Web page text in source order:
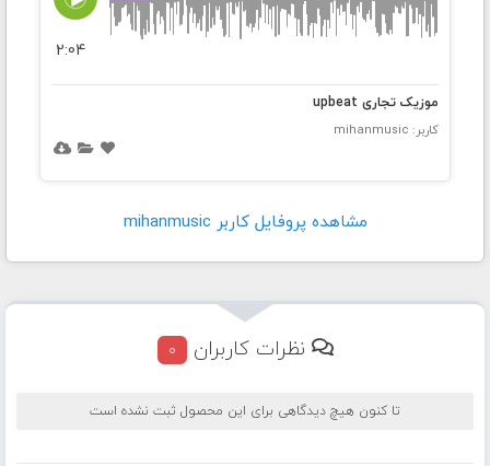
2:04
موزیک تجاری upbeat
کاربر: mihanmusic
مشاهده پروفايل کاربر mihanmusic
نظرات کاربران 0
تا کنون هیچ دیدگاهی برای این محصول ثبت نشده است